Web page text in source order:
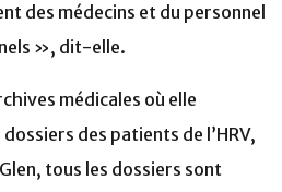
des médecins et du personnel
», dit-elle.
médicales où elle
des patients de l’HRV,
tous les dossiers sont